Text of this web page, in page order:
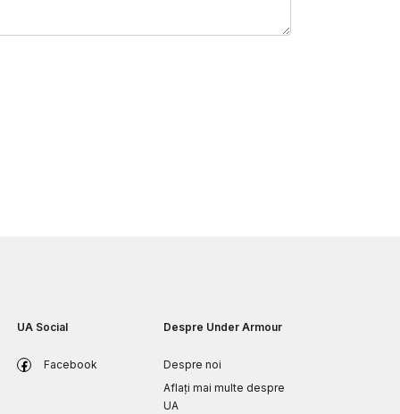
UA Social
Facebook
Despre Under Armour
Despre noi
Aflați mai multe despre
UA